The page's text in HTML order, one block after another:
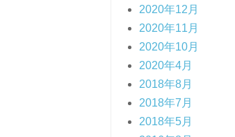
2020年12月
2020年11月
2020年10月
2020年4月
2018年8月
2018年7月
2018年5月